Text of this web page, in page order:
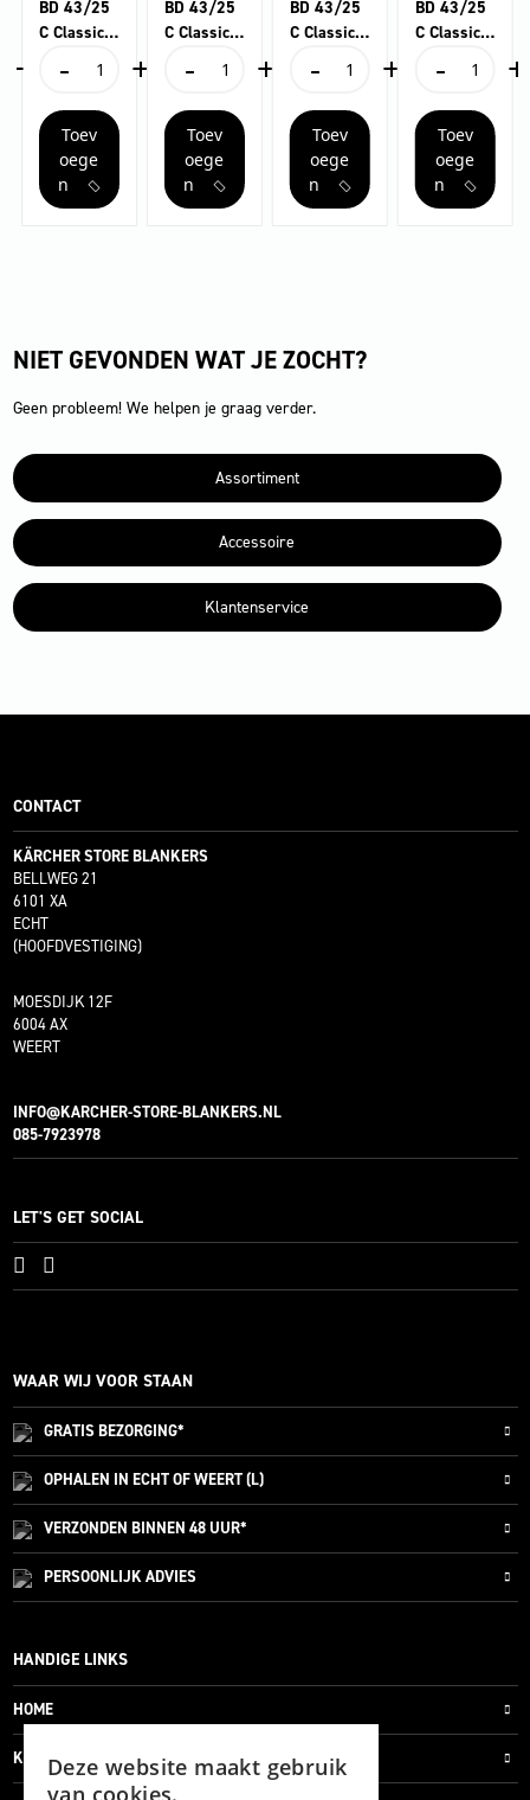
BD 43/25
C Classic
-
BD
C
Classic
Bp
aantal
+
Toev
oege
n
BD 43/25
C Classic
-
BD
C
Classic
Bp
Pack
+
Toev
oege
n
BD 43/25
C Classic
-
BD
C
Classic
Bp
Pack
+
Toev
oege
n
BD 43/25
C Classic
Li+FC
-
BD
C
Classic
Bp
Pack
+
Toev
oege
n
+
NIET GEVONDEN WAT JE ZOCHT?
Geen probleem! We helpen je graag verder.
Assortiment
Accessoire
Klantenservice
CONTACT
KÄRCHER STORE BLANKERS
BELLWEG 21
6101 XA
ECHT
(HOOFDVESTIGING)
MOESDIJK 12F
6004 AX
WEERT
INFO@KARCHER-STORE-BLANKERS.NL
085-7923978
LET'S GET SOCIAL
WAAR WIJ VOOR STAAN
GRATISBEZORGING*
OPHALEN IN ECHT OF WEERT (L)
VERZONDEN BINNEN 48 UUR*
PERSOONLIJKADVIES
HANDIGE LINKS
HOME
KLANTENSERVICE
Deze website maakt gebruik
van cookies.